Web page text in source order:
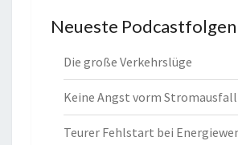
Neueste Podcastfolgen
Die große Verkehrslüge
Keine Angst vorm Stromausfall
Teurer Fehlstart bei